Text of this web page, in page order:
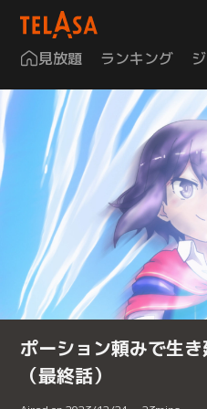
見放題 ランキング
ポーション頼みで生
（最終話）